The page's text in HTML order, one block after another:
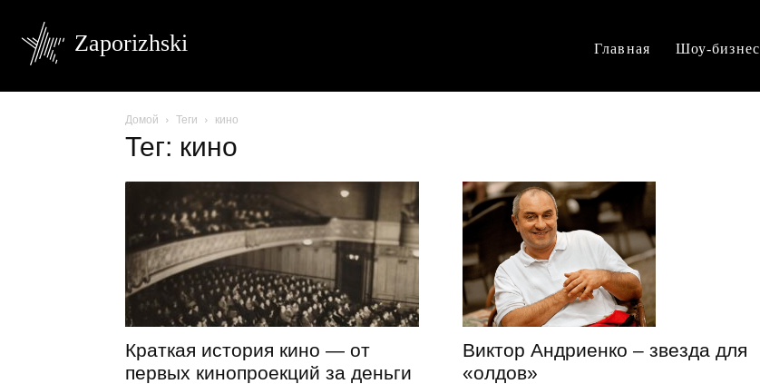
Zaporizhski Главная Шоу-бизнес
Домой Теги кино
Тег: кино
Краткая история кино — от
первых кинопроекций за деньги
Виктор Андриенко – звезда для
«олдов»